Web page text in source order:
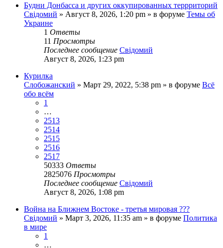
Будни Донбасса и других оккупированных террриторий
Свідомий » Август 8, 2026, 1:20 pm » в форуме Темы об
Украине
1 Ответы
11 Просмотры
Последнее сообщение Свідомий
Август 8, 2026, 1:23 pm
Курилка
Слобожанский » Март 29, 2022, 5:38 pm » в форуме Всё
обо всём
1
…
2513
2514
2515
2516
2517
50333 Ответы
2825076 Просмотры
Последнее сообщение Свідомий
Август 8, 2026, 1:08 pm
Война на Ближнем Востоке - третья мировая ???
Свідомий » Март 3, 2026, 11:35 am » в форуме Политика
в мире
1
…